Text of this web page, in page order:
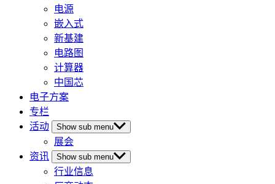
电源
嵌入式
新基建
电路图
计算器
中国芯
电子方案
专栏
活动
Show sub menu
展会
资讯
Show sub menu
行业信息